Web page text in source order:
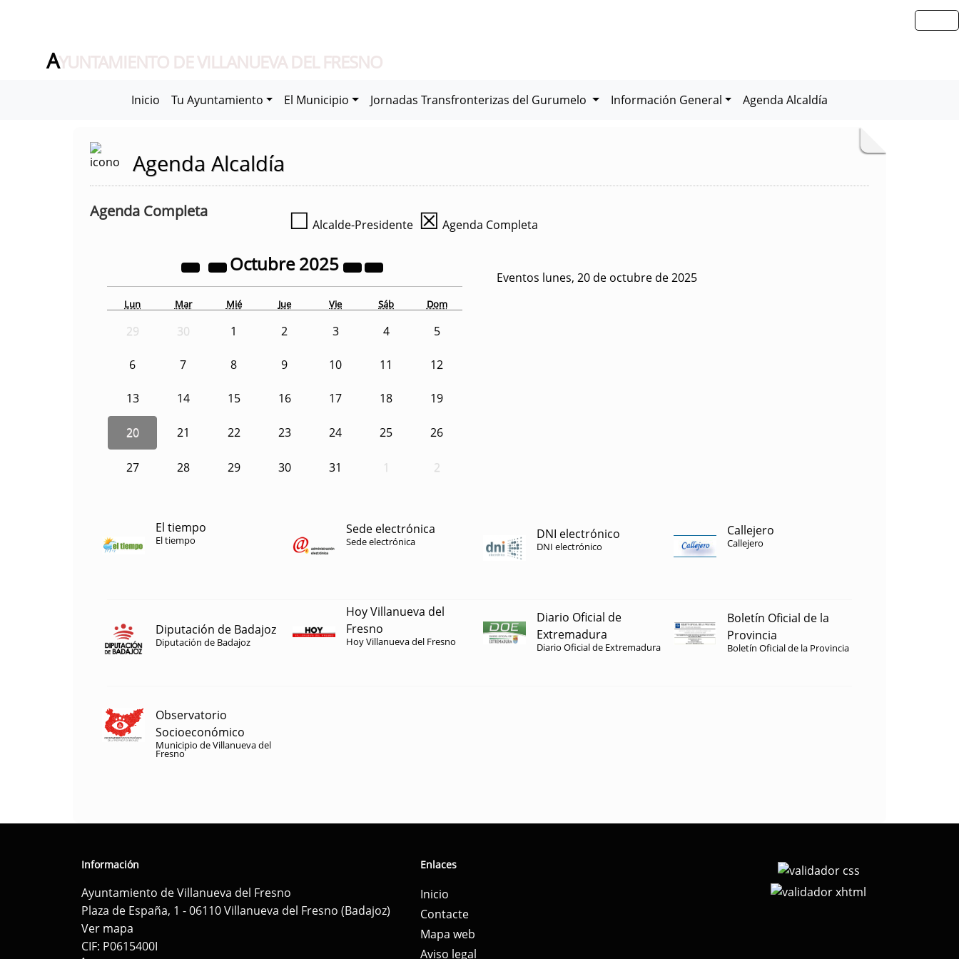
AYUNTAMIENTO DE VILLANUEVA DEL FRESNO
Inicio Tu Ayuntamiento El Municipio Jornadas Transfronterizas del Gurumelo Información General Agenda Alcaldía
Agenda Alcaldía
Agenda Completa ☐ Alcalde-Presidente ☒ Agenda Completa
Octubre2025
Lun Mar Mié Jue Vie Sáb Dom
29 30 1 2 3 4 5
6 7 8 9 10 11 12
13 14 15 16 17 18 19
20 21 22 23 24 25 26
27 28 29 30 31 1 2
Eventos lunes, 20 de octubre de 2025
El tiempo
El tiempo
Sede electrónica
Sede electrónica DNI electrónico
DNI electrónico
Callejero
Callejero
Diputación de Badajoz
Diputación de Badajoz
Hoy Villanueva del
Fresno
Hoy Villanueva del Fresno
Diario Oficial de
Extremadura
Diario Oficial de Extremadura
Boletín Oficial de la
Provincia
Boletín Oficial de la Provincia
Observatorio
Socioeconómico
Municipio de Villanueva del
Fresno
Información
Ayuntamiento de Villanueva del Fresno
Plaza de España, 1 - 06110 Villanueva del Fresno (Badajoz)
Ver mapa
CIF: P0615400I
Enlaces
Inicio
Contacte
Mapa web
Aviso legal